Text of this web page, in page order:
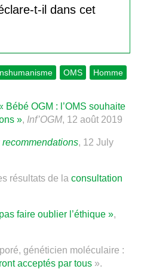
t-il dans cet
OMS Homme
Bébé OGM : l’OMS souhaite
», Inf’OGM, 12 août 2019
, 12 July
résultats de la consultation
faire oublier l’éthique »,
généticien moléculaire :
acceptés par tous».